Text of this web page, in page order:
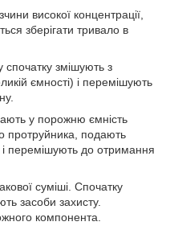
високої концентрації,
зберігати тривало в
спочатку змішують з
ємності) і перемішують
у порожню ємність
протруйника, подають
перемішують до отримання
суміші. Спочатку
засоби захисту.
компонента.